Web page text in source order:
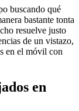
buscando qué
bastante tonta
resuelve justo
de un vistazo,
en el móvil con
en